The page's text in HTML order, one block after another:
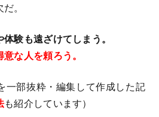
。
験も遠ざけてしまう。
な人を頼ろう。
一部抜粋・編集して作成した記
も紹介しています）